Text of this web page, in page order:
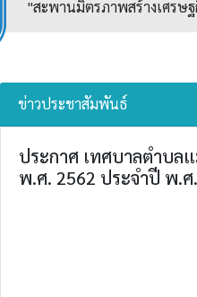
"สะพานมิตรภาพสร้างเศรษ
ข่าวประชาสัมพันธ์
ประกาศ เทศบาลตำบล
พ.ศ. 2562 ประจำปี พ.ศ